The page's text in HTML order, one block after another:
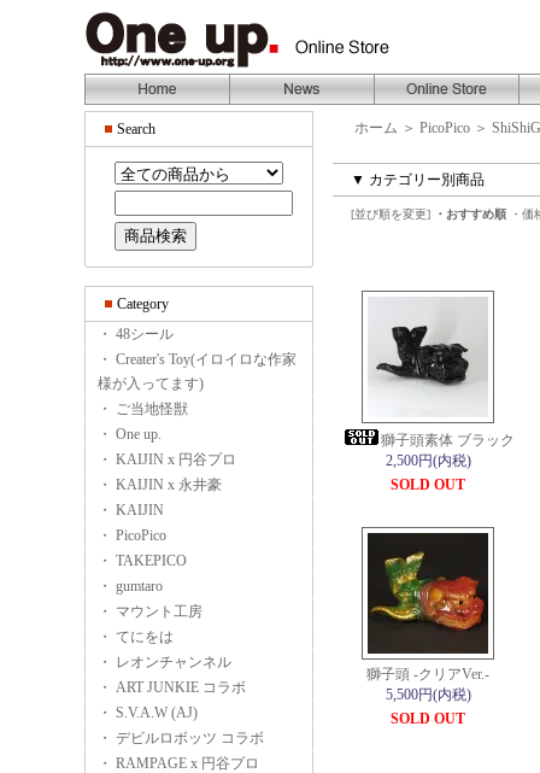
Search
Category
・ 48シール
・ Creater's Toy(イロイロな作家
様が入ってます)
・ ご当地怪獣
・ One up.
・ KAIJIN x 円谷プロ
・ KAIJIN x 永井豪
・ KAIJIN
・ PicoPico
・ TAKEPICO
・ gumtaro
・ マウント工房
・ てにをは
・ レオンチャンネル
・ ART JUNKIE コラボ
・ S.V.A.W (AJ)
・ デビルロボッツ コラボ
・ RAMPAGE x 円谷プロ
ホーム ＞ PicoPico ＞
▼ カテゴリー別商品
[並び順を変更] ・おすすめ順 ・価
獅子頭素体 ブラック
2,500円(内税)
SOLD OUT
獅子頭 -クリアVer.-
5,500円(内税)
SOLD OUT